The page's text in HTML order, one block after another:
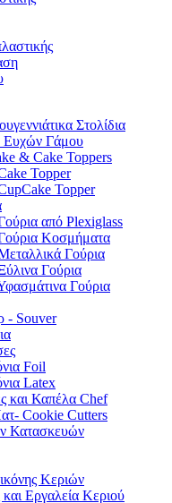
Στολίδια
Ευχών Γάμου
& Cake Toppers
Topper
Topper
από Plexiglass
Γούρια Κοσμήματα
Γούρια
Γούρια
Γούρια
- Souver
Foil
Latex
και Καπέλα Chef
Cookie Cutters
Κατασκευών
Κεριών
Εργαλεία Κεριού